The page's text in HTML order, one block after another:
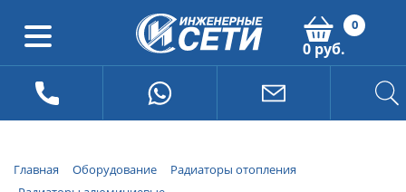
0
0 руб.
Главная Оборудование
Радиаторы отопления